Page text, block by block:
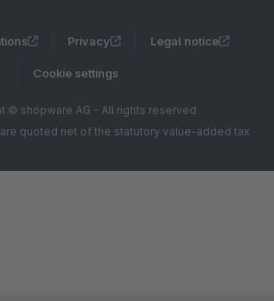
Privacy Legal notice
Cookie settings
© shopware AG - All rights reserved
quoted net of the statutory value-added tax